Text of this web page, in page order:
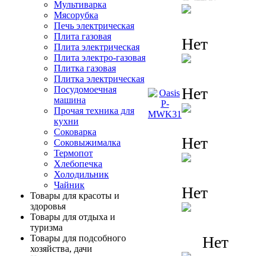
Мультиварка
Мясорубка
Печь электрическая
Плита газовая
Плита электрическая
Плита электро-газовая
Плитка газовая
Плитка электрическая
Посудомоечная
машина
Прочая техника для
кухни
Соковарка
Соковыжималка
Термопот
Хлебопечка
Холодильник
Чайник
Товары для красоты и
здоровья
Товары для отдыха и
туризма
Товары для подсобного
хозяйства, дачи
Нет
Нет
Нет
Нет
Нет